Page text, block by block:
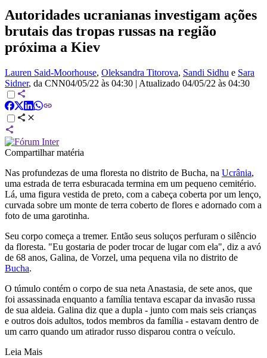
Autoridades ucranianas investigam ações
brutais das tropas russas na região
próxima a Kiev
Lauren Said-Moorhouse, Oleksandra Titorova, Sandi Sidhu e Sara
Sidner, da CNN04/05/22 às 04:30 | Atualizado 04/05/22 às 04:30
Compartilhar matéria
Nas profundezas de uma floresta no distrito de Bucha, na Ucrânia,
uma estrada de terra esburacada termina em um pequeno cemitério.
Lá, uma figura vestida de preto, com a cabeça coberta por um lenço,
curvada sobre um monte de terra coberto de flores e adornado com a
foto de uma garotinha.
Seu corpo começa a tremer. Então seus soluços perfuram o silêncio
da floresta. "Eu gostaria de poder trocar de lugar com ela", diz a avó
de 68 anos, Galina, de Vorzel, uma pequena vila no distrito de
Bucha.
O túmulo contém o corpo de sua neta Anastasia, de sete anos, que
foi assassinada enquanto a família tentava escapar da invasão russa
de sua aldeia. Galina diz que a dupla - junto com mais seis crianças
e outros dois adultos, todos membros da família - estavam dentro de
um carro quando um atirador russo disparou contra o veículo.
Leia Mais